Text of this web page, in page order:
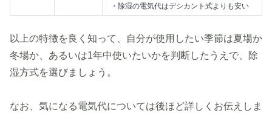
・除湿の電気代はデシカント式よりも安い
以上の特徴を良く知って、自分が使用したい季節は夏場か
冬場か、あるいは1年中使いたいかを判断したうえで、除
湿方式を選びましょう。
なお、気になる電気代については後ほど詳しくお伝えしま